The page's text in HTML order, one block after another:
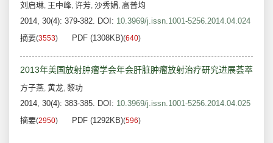
刘启琳, 王中峰, 许芳, 沙秀娟, 高普均
2014, 30(4): 379-382. DOI: 10.3969/j.issn.1001-5256.2014.04.024
摘要(3553) PDF (1308KB)(640)
2013年美国放射肿瘤学会年会肝脏肿瘤放射治疗研究进展荟萃
方子燕, 黄龙, 黎功
2014, 30(4): 383-385. DOI: 10.3969/j.issn.1001-5256.2014.04.025
摘要(2950) PDF (1292KB)(596)